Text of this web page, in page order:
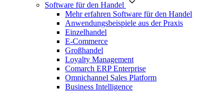
Software für den Handel
Mehr erfahren Software für den Handel
Anwendungsbeispiele aus der Praxis
Einzelhandel
E-Commerce
Großhandel
Loyalty Management
Comarch ERP Enterprise
Omnichannel Sales Platform
Business Intelligence